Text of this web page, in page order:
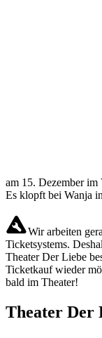
am 15. Dezember
Es klopft bei Wanja
Wir arbeiten
Ticketsystems.
Theater Der Liebe
Ticketkauf wieder
bald im Theater!
Theater Der